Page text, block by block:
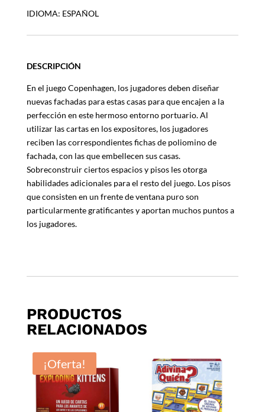
IDIOMA: ESPAÑOL
DESCRIPCIÓN
En el juego Copenhagen, los jugadores deben diseñar
nuevas fachadas para estas casas para que encajen a la
perfección en este hermoso entorno portuario. Al
utilizar las cartas en los expositores, los jugadores
reciben las correspondientes fichas de poliomino de
fachada, con las que embellecen sus casas.
Sobreconstruir ciertos espacios y pisos les otorga
habilidades adicionales para el resto del juego. Los pisos
que consisten en un frente de ventana puro son
particularmente gratificantes y aportan muchos puntos a
los jugadores.
PRODUCTOS
RELACIONADOS
¡Oferta!